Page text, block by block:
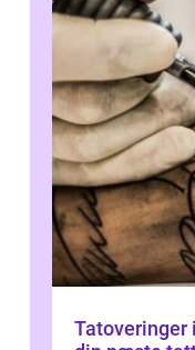
Tatoveringer